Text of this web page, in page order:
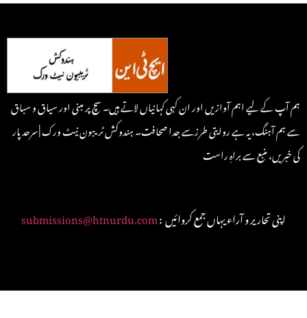
ہم آپ کے لیے اہم آوازیں اور ان کہی کہانیاں لاتے ہیں۔ سچ پر مبنی اور سیاق و سباق
سے ہم آہنگ، یہ ہے روایتی طرزسے جدا صحافت۔ ہندوکش ٹریبون نیٹ ورک | سرحد پار
کی خبریں، منبع سے براہِ راست
submissions@htnurdu.com : اپنی تحاریر و آراء یہاں جمع کروائیں